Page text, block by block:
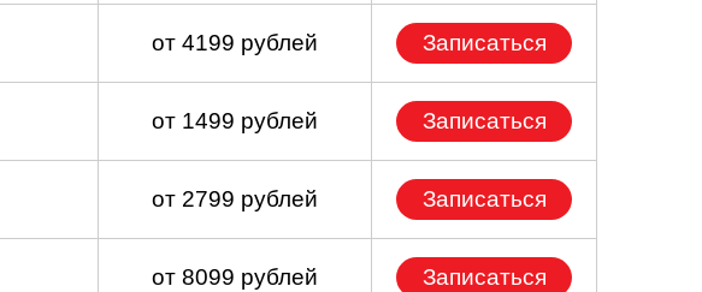
от 4199 рублей Записаться
от 1499 рублей Записаться
от 2799 рублей Записаться
от 8099 рублей Записаться